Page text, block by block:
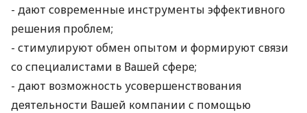
- дают современные инструменты эффективного
решения проблем;
- стимулируют обмен опытом и формируют связи
со специалистами в Вашей сфере;
- дают возможность усовершенствования
деятельности Вашей компании с помощью